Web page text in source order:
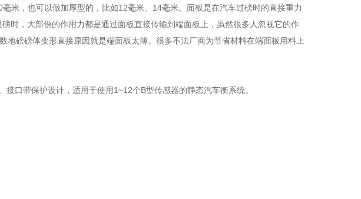
米，也可以做加厚型的，比如12毫米、14毫米。面板是在汽车过磅时的直接重力
时，大部份的作用力都是通过面板直接传输到端面板上，虽然很多人忽视它的作
地磅磅体变形直接原因就是端面板太簿。很多不法厂商为节省材料在端面板用料上
口带保护设计，适用于使用1~12个B型传感器的静态汽车衡系统。